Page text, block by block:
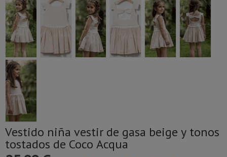
Vestido niña vestir de gasa beige y tonos
tostados de Coco Acqua